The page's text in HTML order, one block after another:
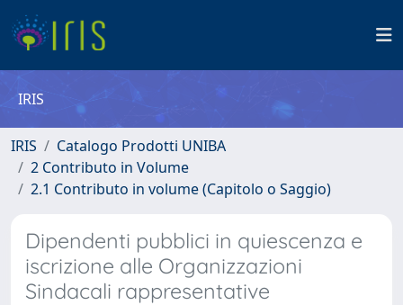
IRIS
IRIS
Catalogo Prodotti UNIBA
2 Contributo in Volume
2.1 Contributo in volume (Capitolo o Saggio)
Dipendenti pubblici in quiescenza e
iscrizione alle Organizzazioni
Sindacali rappresentative